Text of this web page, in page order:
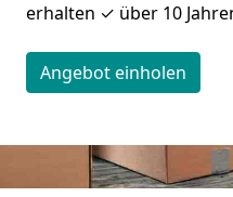
erhalten ✓ über 10
Angebot einholen